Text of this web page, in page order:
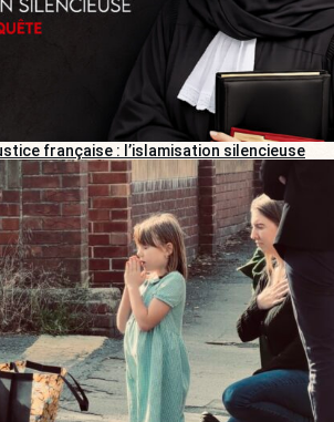
française : l’islamisation silencieuse